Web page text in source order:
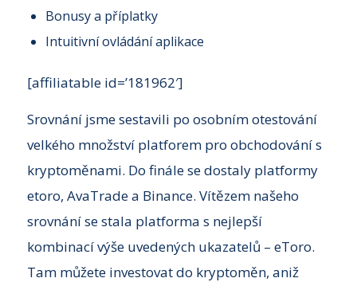
Bonusy a příplatky
Intuitivní ovládání aplikace
[affiliatable id=’181962′]
Srovnání jsme sestavili po osobním otestování
velkého množství platforem pro obchodování s
kryptoměnami. Do finále se dostaly platformy
etoro, AvaTrade a Binance. Vítězem našeho
srovnání se stala platforma s nejlepší
kombinací výše uvedených ukazatelů – eToro.
Tam můžete investovat do kryptoměn, aniž